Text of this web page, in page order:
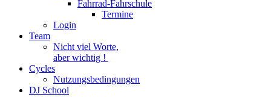
Fahrrad-Fahrschule
Termine
Login
Team
Nicht viel Worte,
aber wichtig !
Cycles
Nutzungsbedingungen
DJ School